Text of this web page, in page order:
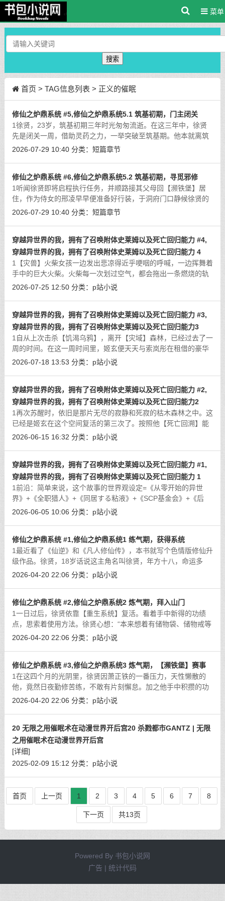
菜单
搜索
首页 > TAG信息列表 > 正义的催眠
修仙之炉鼎系统 #5,修仙之炉鼎系统5.1 筑基初期，门主闭关
1徐贤，23岁，筑基初期三年时光匆匆流逝。在这三年中，徐贤
先是闭关一周，借助灵药之力，一举突破至筑基期。他本就离筑
基只差临门一脚，加之灵药辅助，倒也未曾遇到太大阻碍。然
2026-07-29 10:40 分类： 短篇章节
修仙之炉鼎系统 #6,修仙之炉鼎系统5.2 筑基初期，寻觅邪修
1听闻徐贤即将启程执行任务，并顺路接其父母回【濒铁堡】居
住，作为侍女的邢凌早早便准备好行装，于洞府门口静候徐贤的
出现。待徐贤走出洞府，见邢凌立于门外，不由惊讶道：“邢凌，
2026-07-29 10:40 分类： 短篇章节
穿越异世界的我，拥有了召唤附体史莱姆以及死亡回归能力 #4,
穿越异世界的我，拥有了召唤附体史莱姆以及死亡回归能力 4
1【灾兽】火柴女孩一边发出悲凉得近乎哽咽的呼喊，一边挥舞着
手中的巨大火柴。火柴每一次划过空气，都会拖出一条燃烧的轨
迹，紧接着，天空便落下密密麻麻的火陨，砸在林地与泥土上，
2026-07-25 12:50 分类： p站小说
穿越异世界的我，拥有了召唤附体史莱姆以及死亡回归能力 #3,
穿越异世界的我，拥有了召唤附体史莱姆以及死亡回归能力3
1自从上次击杀【饥渴乌鸦】，离开【灾域】森林，已经过去了一
周的时间。在这一周时间里，姬玄便天天与索岚彤在租借的豪华
公寓中玩乐。每日便是与其各种做爱。而索岚彤几乎不会拒绝徐
2026-07-18 13:53 分类： p站小说
穿越异世界的我，拥有了召唤附体史莱姆以及死亡回归能力 #2,
穿越异世界的我，拥有了召唤附体史莱姆以及死亡回归能力2
1再次苏醒时，依旧是那片无尽的寂静和死寂的枯木森林之中。这
已经是姬玄在这个空间复活的第三次了。按照他【死亡回溯】能
力的设定，再次死亡，似乎会发生什么很麻烦的事情。很显然，
2026-06-15 16:32 分类： p站小说
穿越异世界的我，拥有了召唤附体史莱姆以及死亡回归能力 #1,
穿越异世界的我，拥有了召唤附体史莱姆以及死亡回归能力 1
1前沿：简单来说，这个故事的世界观设定=《从零开始的异世
界》+《全职猎人》+《同居する粘液》+《SCP基金会》+《后
室》+《脑叶公司》+《人格排泄》的超级缝合怪作品。考虑到本
2026-06-05 10:06 分类： p站小说
修仙之炉鼎系统 #1,修仙之炉鼎系统1 练气期，获得系统
1最近看了《仙逆》和《凡人修仙传》，本书就写个色情版修仙升
级作品。徐贤，18岁话说这主角名叫徐贤，年方十八，命运多
舛。十八年前，他因一场意外身死，魂穿至这方世界，本以为能
2026-04-20 22:06 分类： p站小说
修仙之炉鼎系统 #2,修仙之炉鼎系统2 炼气期，拜入山门
1一日过后，徐贤依靠【重生系统】复活。看着手中新得的功绩
点，思索着使用方法。徐贤心想：“本来想着有储物袋、储物戒等
存物工具，便不要买什么【系统空间】来存放物品。现在看来，
2026-04-20 22:06 分类： p站小说
修仙之炉鼎系统 #3,修仙之炉鼎系统3 炼气期，【濒铁堡】赛事
1在这四个月的光阴里，徐贤因萧正铁的一番压力，天性懒散的
他，竟然日夜勤修苦练，不敢有片刻懈怠。加之他手中积攒的功
绩点与灵石辅助，修为进展神速，终是在短短四个月内突破至
2026-04-20 22:06 分类： p站小说
20 无限之用催眠术在动漫世界开后宫20 杀戮都市GANTZ | 无限
之用催眠术在动漫世界开后宫
[详细]
2025-02-09 15:12 分类： p站小说
首页 上一页 1 2 3 4 5 6 7 8
下一页 共13页
Powered By 书包小说网
广告 | 统计代码